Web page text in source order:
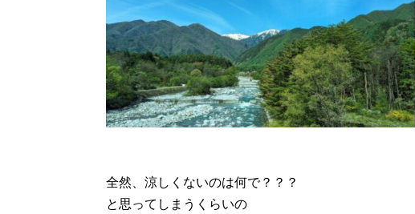
全然、涼しくないのは何で？？？
と思ってしまうくらいの